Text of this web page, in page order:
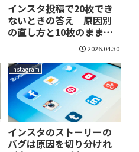
インスタ投稿で20枚でき
ないときの答え｜原因別
の直し方と10枚のままで
も困らない運用法！2026.04.30
Instagram
インスタのストーリーの
バグは原因を切り分けれ